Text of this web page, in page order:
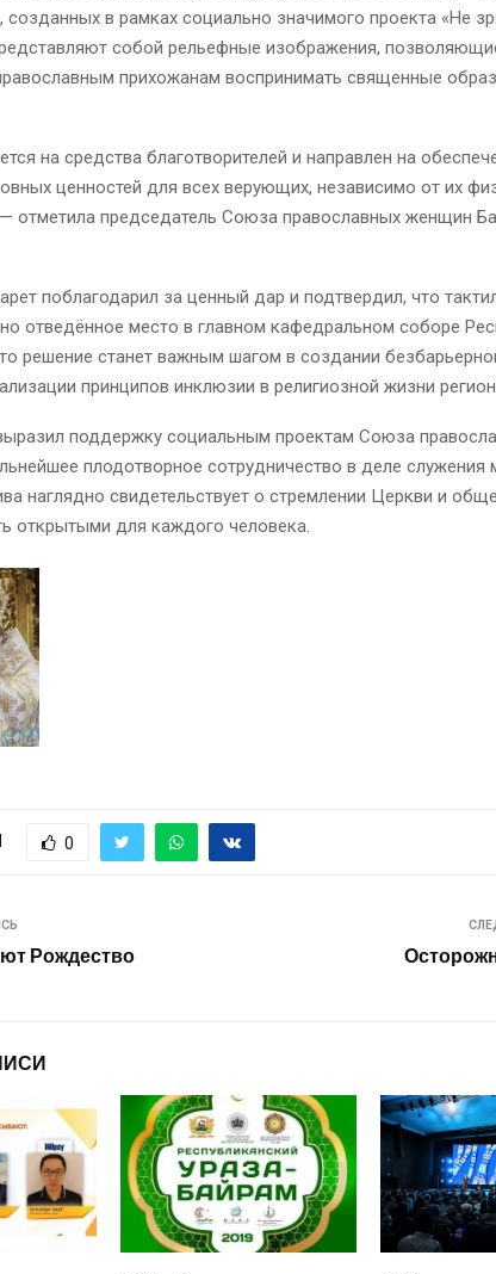
созданных в рамках социально значимого проекта «Не
собой рельефные изображения,
прихожанам воспринимать священные
на средства благотворителей и направлен на
ценностей для всех верующих, независимо от их
отметила председатель Союза православных женщин
поблагодарил за ценный дар и подтвердил, что
отведённое место в главном кафедральном соборе
решение станет важным шагом в создании
принципов инклюзии в религиозной жизни
поддержку социальным проектам Союза
плодотворное сотрудничество в деле служения
наглядно свидетельствует о стремлении Церкви и
открытыми для каждого человека.
0
Рождество